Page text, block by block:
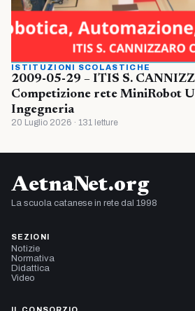
ISTITUZIONI SCOLASTICHE
2009-05-29 – ITIS S.
Competizione rete MiniRobot
Ingegneria
20 Luglio 2026 · 131 letture
AetnaNet.org
La scuola catanese in rete dal 1998
SEZIONI
Notizie
Normativa
Didattica
Video
IL CONSORZIO